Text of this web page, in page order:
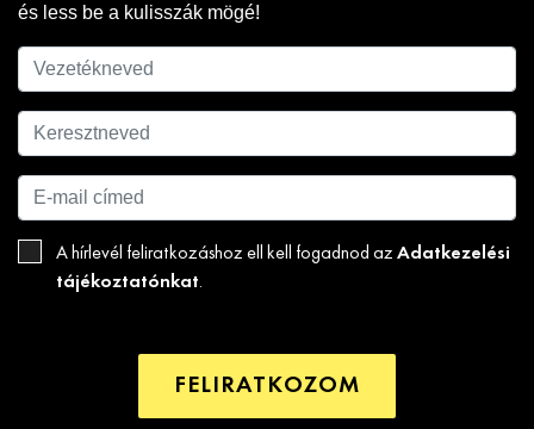
és less be a kulisszák mögé!
A hírlevél feliratkozáshoz ell kell fogadnod az Adatkezelési
tájékoztatónkat.
FELIRATKOZOM